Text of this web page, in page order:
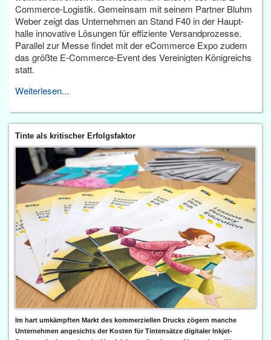
Commerce-Logistik. Gemeinsam mit seinem Partner Bluhm
Weber zeigt das Unternehmen an Stand F40 in der Haupt­
halle innovative Lösungen für effiziente Versandprozesse.
Parallel zur Messe findet mit der eCommerce Expo zudem
das größte E-Commerce-Event des Vereinigten Königreichs
statt.
Weiterlesen...
Tinte als kritischer Erfolgsfaktor
Im hart umkämpften Markt des kommerziellen Drucks zögern manche
Unternehmen angesichts der Kosten für Tintensätze digitaler Inkjet-